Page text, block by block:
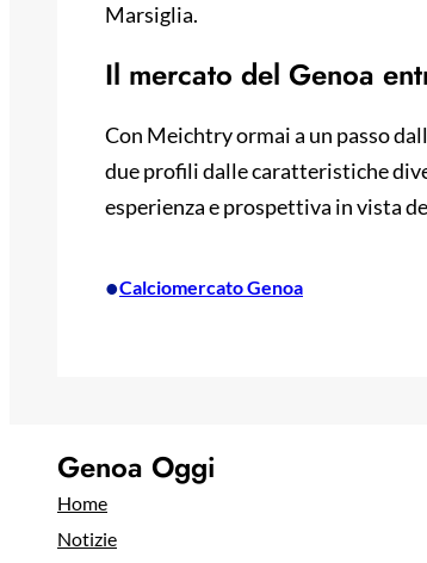
Marsiglia.
Il mercato del Genoa
Con Meichtry ormai a un passo
due profili dalle caratteristiche
esperienza e prospettiva in vista
•Calciomercato Genoa
Genoa Oggi
Home
Notizie